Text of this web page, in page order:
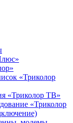
«Триколор
«Триколор ТВ»
«Триколор